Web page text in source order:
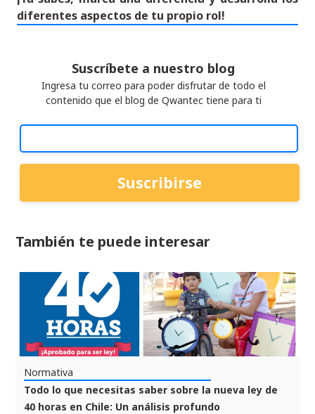
diferentes aspectos de tu propio rol!
Suscríbete a nuestro blog
Ingresa tu correo para poder disfrutar de todo el
contenido que el blog de Qwantec tiene para ti
También te puede interesar
Normativa
Todo lo que necesitas saber sobre la nueva ley de
40 horas en Chile: Un análisis profundo